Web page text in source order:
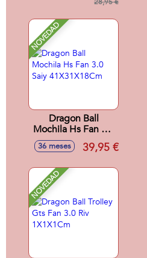
NOVEDAD
Dragon Ball
Mochila Hs Fan 3.0
Saiy 41X31X18Cm
36 meses 39,95 €
NOVEDAD